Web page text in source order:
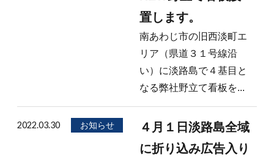
置します。
南あわじ市の旧西淡町エ
リア（県道３１号線沿
い）に淡路島で４基目と
なる弊社野立て看板を...
2022.03.30 お知らせ
４月１日淡路島全域
に折り込み広告入り